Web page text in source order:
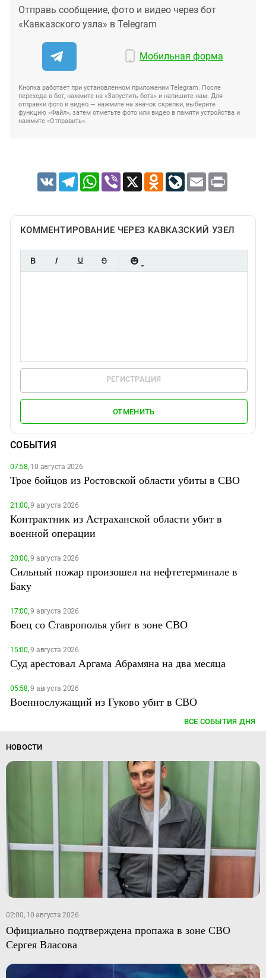
Отправь сообщение, фото и видео через бот
«Кавказского узла» в Telegram
Мобильная форма
Кнопка работает при установленном приложении Telegram. После
перехода в бот, нажмите на «Запустить бота» и напишите нам. Для
отправки фото и видео — нажмите на значок скрепки, выберите
функцию «Файл», затем отметьте фото или видео в памяти устройства и
нажмите «Отправить».
VK TelegramWhatsApp
Viber X Odnoklassniki
LiveJournal
Email Print
КОММЕНТИРОВАНИЕ ЧЕРЕЗ КАВКАЗСКИЙ УЗЕЛ
РЕГИСТРАЦИЯ
ОТМЕНИТЬ
СОБЫТИЯ
07:58,10 августа 2026
Трое бойцов из Ростовской области убиты в СВО
21:00,9 августа 2026
Контрактник из Астраханской области убит в
военной операции
20:00,9 августа 2026
Сильный пожар произошел на нефтетерминале в
Баку
17:00,9 августа 2026
Боец со Ставрополья убит в зоне СВО
15:00,9 августа 2026
Суд арестовал Аргама Абрамяна на два месяца
05:58,9 августа 2026
Военнослужащий из Гуково убит в СВО
ВСЕ СОБЫТИЯ ДНЯ
НОВОСТИ
02:00, 10 августа 2026
Официально подтверждена пропажа в зоне СВО
Сергея Власова